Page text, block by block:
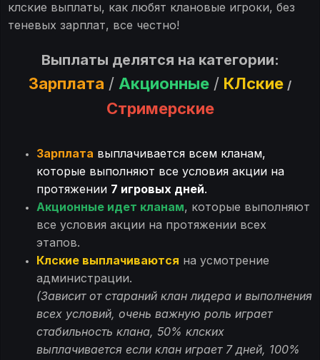
клские выплаты, как любят клановые игроки, без
теневых зарплат, все честно!
Выплаты делятся на категории:
Зарплата / Акционные / КЛские /
Стримерские
Зарплата выплачивается всем кланам,
которые выполняют все условия акции на
протяжении 7 игровых дней.
Акционные идет кланам, которые выполняют
все условия акции на протяжении всех
этапов.
Клские выплачиваются на усмотрение
администрации.
(Зависит от стараний клан лидера и выполнения
всех условий, очень важную роль играет
стабильность клана, 50% клских
выплачивается если клан играет 7 дней, 100%